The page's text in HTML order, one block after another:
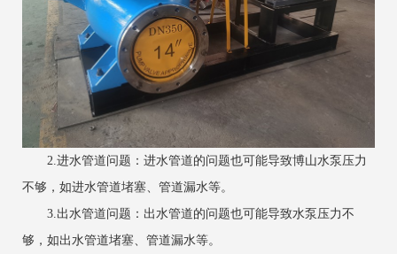
2.进水管道问题：进水管道的问题也可能导致博山水泵压力
不够，如进水管道堵塞、管道漏水等。
3.出水管道问题：出水管道的问题也可能导致水泵压力不
够，如出水管道堵塞、管道漏水等。